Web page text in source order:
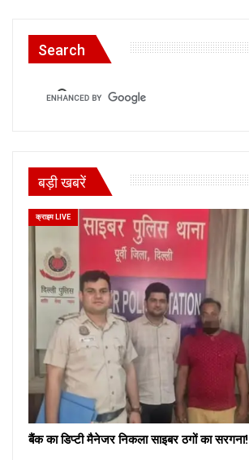
Search
बड़ी खबरें
क्राइम LIVE
बैंक का डिप्टी मैनेजर निकला साइबर ठगों का सरगना!